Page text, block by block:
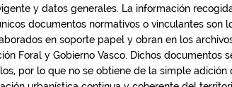
y datos generales. La información
documentos normativos o vinculantes son
en soporte papel y obran en los
Foral y Gobierno Vasco. Dichos documentos
por lo que no se obtiene de la simple adición